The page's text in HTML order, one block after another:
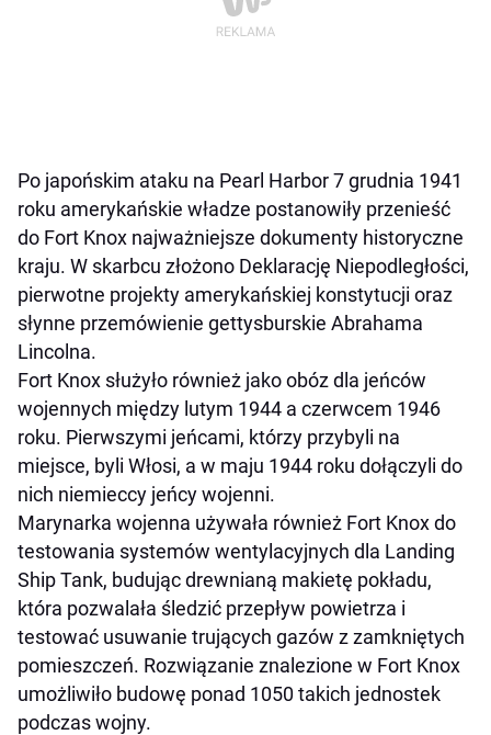
Po japońskim ataku na Pearl Harbor 7 grudnia 1941
roku amerykańskie władze postanowiły przenieść
do Fort Knox najważniejsze dokumenty historyczne
kraju. W skarbcu złożono Deklarację Niepodległości,
pierwotne projekty amerykańskiej konstytucji oraz
słynne przemówienie gettysburskie Abrahama
Lincolna.
Fort Knox służyło również jako obóz dla jeńców
wojennych między lutym 1944 a czerwcem 1946
roku. Pierwszymi jeńcami, którzy przybyli na
miejsce, byli Włosi, a w maju 1944 roku dołączyli do
nich niemieccy jeńcy wojenni.
Marynarka wojenna używała również Fort Knox do
testowania systemów wentylacyjnych dla Landing
Ship Tank, budując drewnianą makietę pokładu,
która pozwalała śledzić przepływ powietrza i
testować usuwanie trujących gazów z zamkniętych
pomieszczeń. Rozwiązanie znalezione w Fort Knox
umożliwiło budowę ponad 1050 takich jednostek
podczas wojny.